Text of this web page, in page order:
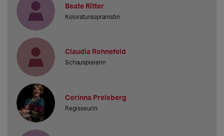
Beate Ritter
Koloratursopranistin
Claudia Rohnefeld
Schauspielerin
Corinna Preisberg
Regisseurin